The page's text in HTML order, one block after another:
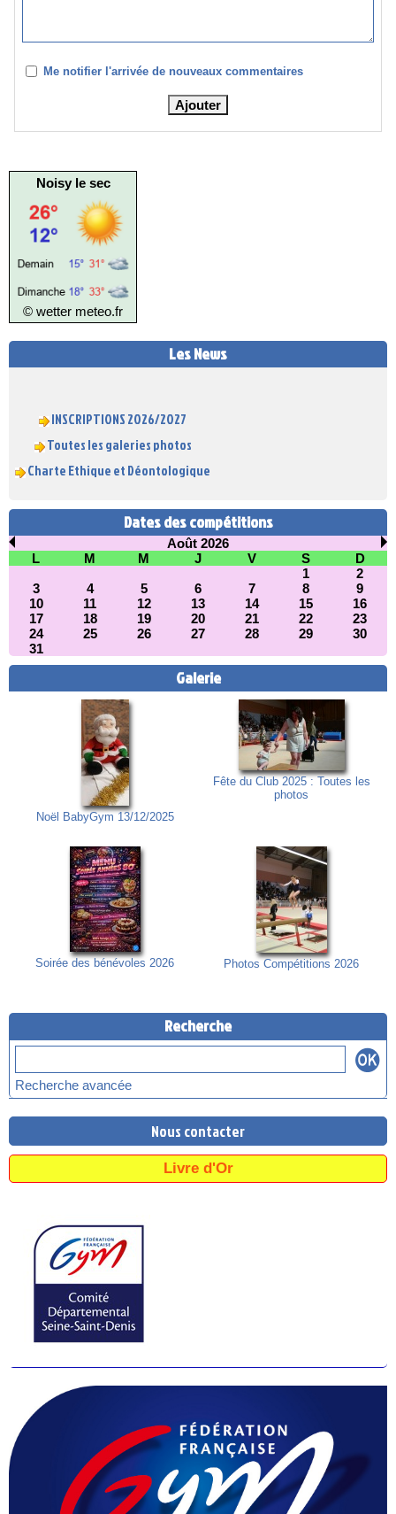
Me notifier l'arrivée de nouveaux commentaires
Noisy le sec
© wetter meteo.fr
Les News
INSCRIPTIONS 2026/2027
Toutes les galeries photos
Charte Ethique et Déontologique
Dates des compétitions
Août 2026
L
M M J V S
D
1
2
3
4 5 6 7 8
9
10
11 12 13 14 15
16
17
18 19 20 21 22
23
24
25 26 27 28 29
30
31
Galerie
Noël BabyGym 13/12/2025
Fête du Club 2025 : Toutes les
photos
Soirée des bénévoles 2026 Photos Compétitions 2026
Recherche
Recherche avancée
Nous contacter
Livre d'Or